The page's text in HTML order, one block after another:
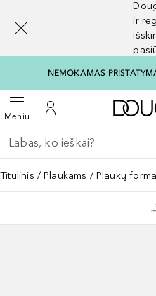
ir
NEMOKAMAS
MeniuAtidaryti meniuĮ mano paskyrą
Grįžk atgal
Vykdykite paiešką
Titulinis Plaukams Plaukų